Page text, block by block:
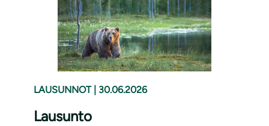
LAUSUNNOT 30.06.2026
Lausunto